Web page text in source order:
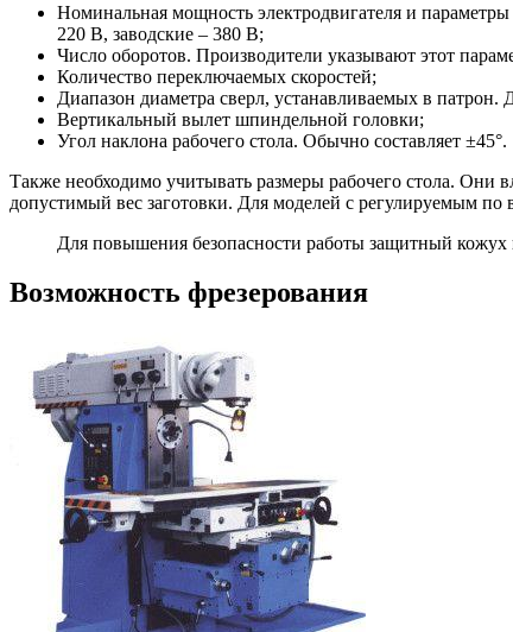
Номинальная мощность электродвигателя и
220 В, заводские – 380 В;
Число оборотов. Производители указывают этот
Количество переключаемых скоростей;
Диапазон диаметра сверл, устанавливаемых в
Вертикальный вылет шпиндельной головки;
Угол наклона рабочего стола. Обычно составляет ±45°.
Также необходимо учитывать размеры рабочего стола. Они
допустимый вес заготовки. Для моделей с регулируемым
Для повышения безопасности работы защитный кожух
Возможность фрезерования